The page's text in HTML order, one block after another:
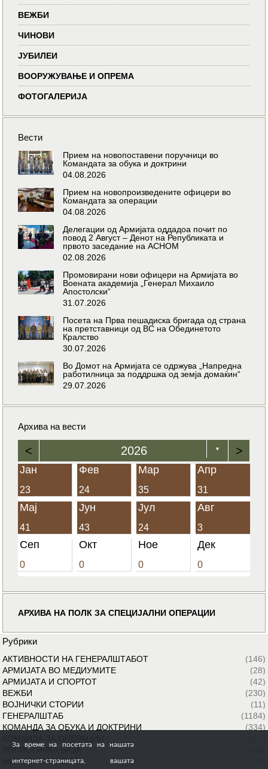
ВЕЖБИ
ЧИНОВИ
ЈУБИЛЕИ
ВООРУЖУВАЊЕ И ОПРЕМА
ФОТОГАЛЕРИЈА
Вести
Прием на новопоставени поручници во
Командата за обука и доктрини
04.08.2026
Прием на новопроизведените офицери во
Командата за операции
04.08.2026
Делегации од Армијата оддадоа почит по
повод 2 Август – Денот на Републиката и
првото заседание на АСНОМ
02.08.2026
Промовирани нови офицери на Армијата во
Воената академија „Генерал Михаило
Апостолски“
31.07.2026
Посета на Прва пешадиска бригада од страна
на претставници од ВС на Обединетото
Кралство
30.07.2026
Во Домот на Армијата се одржува „Напредна
работилница за поддршка од земја домаќин“
29.07.2026
Архива на вести
< 2026 ▼ >
Јан
23
Фев
24
Мар
35
Апр
31
Мај
41
Јун
43
Јул
24
Авг
3
Сеп
0
Окт
0
Ное
0
Дек
0
АРХИВА НА ПОЛК ЗА СПЕЦИЈАЛНИ ОПЕРАЦИИ
Рубрики
АКТИВНОСТИ НА ГЕНЕРАЛШТАБОТ
(146)
АРМИЈАТА ВО МЕДИУМИТЕ
(28)
АРМИЈАТА И СПОРТОТ
(42)
ВЕЖБИ
(230)
ВОЈНИЧКИ СТОРИИ
(11)
ГЕНЕРАЛШТАБ
(1184)
КОМАНДА ЗА ОБУКА И ДОКТРИНИ
(334)
ЛОГИСТИЧКА БАЗА
МИРОВНИ МИСИИ
За време на посетата на нашата
интернет-страницата, вашата